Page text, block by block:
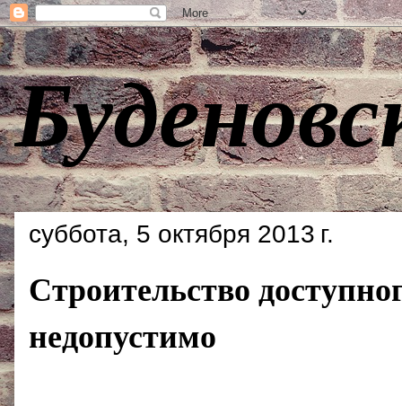
суббота, 5 октября 2013 г.
Строительство
недопустимо